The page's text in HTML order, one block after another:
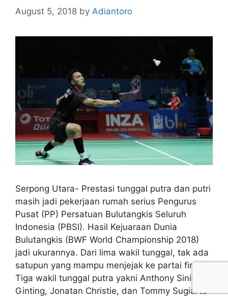
August 5, 2018 by Adiantoro
Serpong Utara- Prestasi tunggal putra dan putri
masih jadi pekerjaan rumah serius Pengurus
Pusat (PP) Persatuan Bulutangkis Seluruh
Indonesia (PBSI). Hasil Kejuaraan Dunia
Bulutangkis (BWF World Championship 2018)
jadi ukurannya. Dari lima wakil tunggal, tak ada
satupun yang mampu menjejak ke partai final.
Tiga wakil tunggal putra yakni Anthony Sinisuka
Ginting, Jonatan Christie, dan Tommy Sugiarto